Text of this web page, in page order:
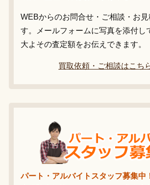
WEBからのお問合せ・ご相談・お
す。メールフォームに写真を添付し
大よその査定額をお伝えできます。
買取依頼・ご相談はこち
パート・アルバイトスタッフ募集中